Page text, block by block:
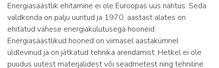
Energiasäästlik ehitamine ei ole Euroopas uus nähtus. Seda
valdkonda on palju uuritud ja 1970. aastast alates on
ehitatud vähese energiakulutusega hooneid.
Energiasäästlikud hooned on viimasel aastakümnel
üldlevinud ja on jätkatud tehnika arendamist. Hetkel ei ole
puudus uutest materjalidest või seadmetest ning tehniline